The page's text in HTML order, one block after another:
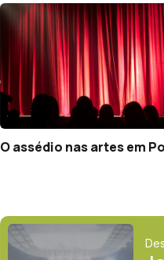
O assédio nas artes em